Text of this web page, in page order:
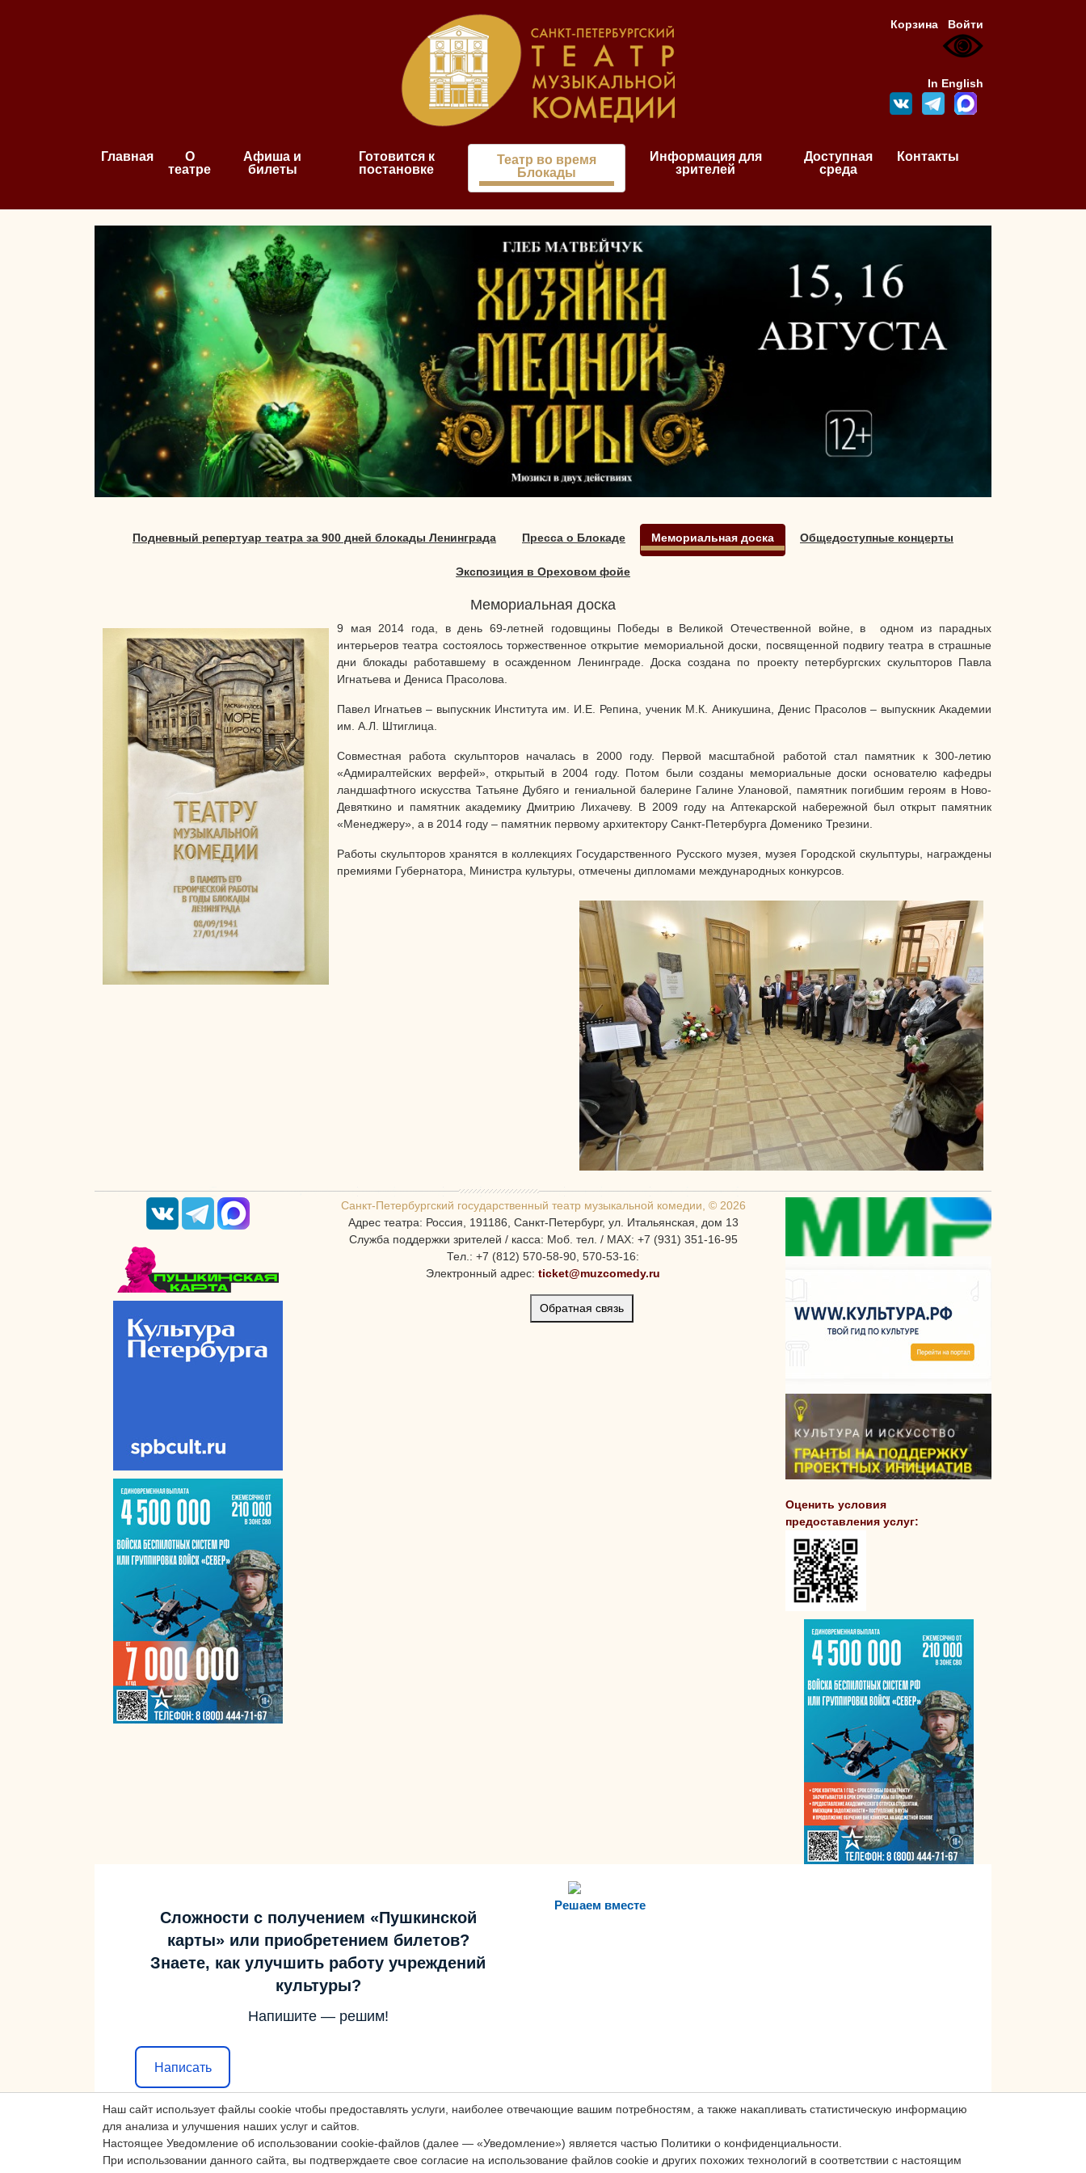
Наш сайт использует файлы cookie чтобы предоставлять услуги, наиболее отвечающие вашим потребностям, а также накапливать статистическую информацию
для анализа и улучшения наших услуг и сайтов.
Настоящее Уведомление об использовании cookie-файлов (далее — «Уведомление») является частью Политики о конфиденциальности.
При использовании данного сайта, вы подтверждаете свое согласие на использование файлов cookie и других похожих технологий в соответствии с настоящим
Корзина Войти
In English
Главная
О
театре
Афиша и
билеты
Готовится к
постановке
Театр во время
Блокады
Информация для
зрителей
Доступная
среда
Контакты
Подневный репертуар театра за 900 дней блокады Ленинграда Пресса о Блокаде Мемориальная доска Общедоступные концерты
Экспозиция в Ореховом фойе
Мемориальная доска
9 мая 2014 года, в день 69-летней годовщины Победы в Великой Отечественной войне, в
одном из парадных
интерьеров театра состоялось торжественное открытие мемориальной доски, посвященной подвигу театра в страшные
дни блокады работавшему в осажденном Ленинграде. Доска создана по проекту петербургских скульпторов Павла
Игнатьева и Дениса Прасолова.
Павел Игнатьев – выпускник Института им. И.Е. Репина, ученик М.К. Аникушина, Денис Прасолов – выпускник Академии
им. А.Л. Штиглица.
Совместная работа скульпторов началась в 2000 году. Первой масштабной работой стал памятник к 300-летию
«Адмиралтейских верфей», открытый в 2004 году. Потом были созданы мемориальные доски основателю кафедры
ландшафтного искусства Татьяне Дубяго и гениальной балерине Галине Улановой, памятник погибшим героям в Ново-
Девяткино и памятник академику Дмитрию Лихачеву. В 2009 году на Аптекарской набережной был открыт памятник
«Менеджеру», а в 2014 году – памятник первому архитектору Санкт-Петербурга Доменико Трезини.
Работы скульпторов хранятся в коллекциях Государственного Русского музея, музея Городской скульптуры, награждены
премиями Губернатора, Министра культуры, отмечены дипломами международных конкурсов.
Санкт-Петербургcкий государственный театр музыкальной комедии, © 2026
Адрес театра: Россия, 191186, Санкт-Петербург, ул. Итальянская, дом 13
Служба поддержки зрителей / касса: Моб. тел. / MAX: +7 (931) 351-16-95
Тел.: +7 (812) 570-58-90, 570-53-16:
Электронный адрес: ticket@muzcomedy.ru
Обратная связь
Оценить условия
предоставления услуг:
Решаем вместе
Сложности с получением «Пушкинской
карты» или приобретением билетов?
Знаете, как улучшить работу учреждений
культуры?
Напишите — решим!
Написать